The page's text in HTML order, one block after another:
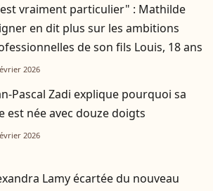
vraiment particulier" : Mathilde
en dit plus sur les ambitions
de son fils Louis, 18 ans
2026
Pascal Zadi explique pourquoi sa
est née avec douze doigts
2026
Lamy écartée du nouveau